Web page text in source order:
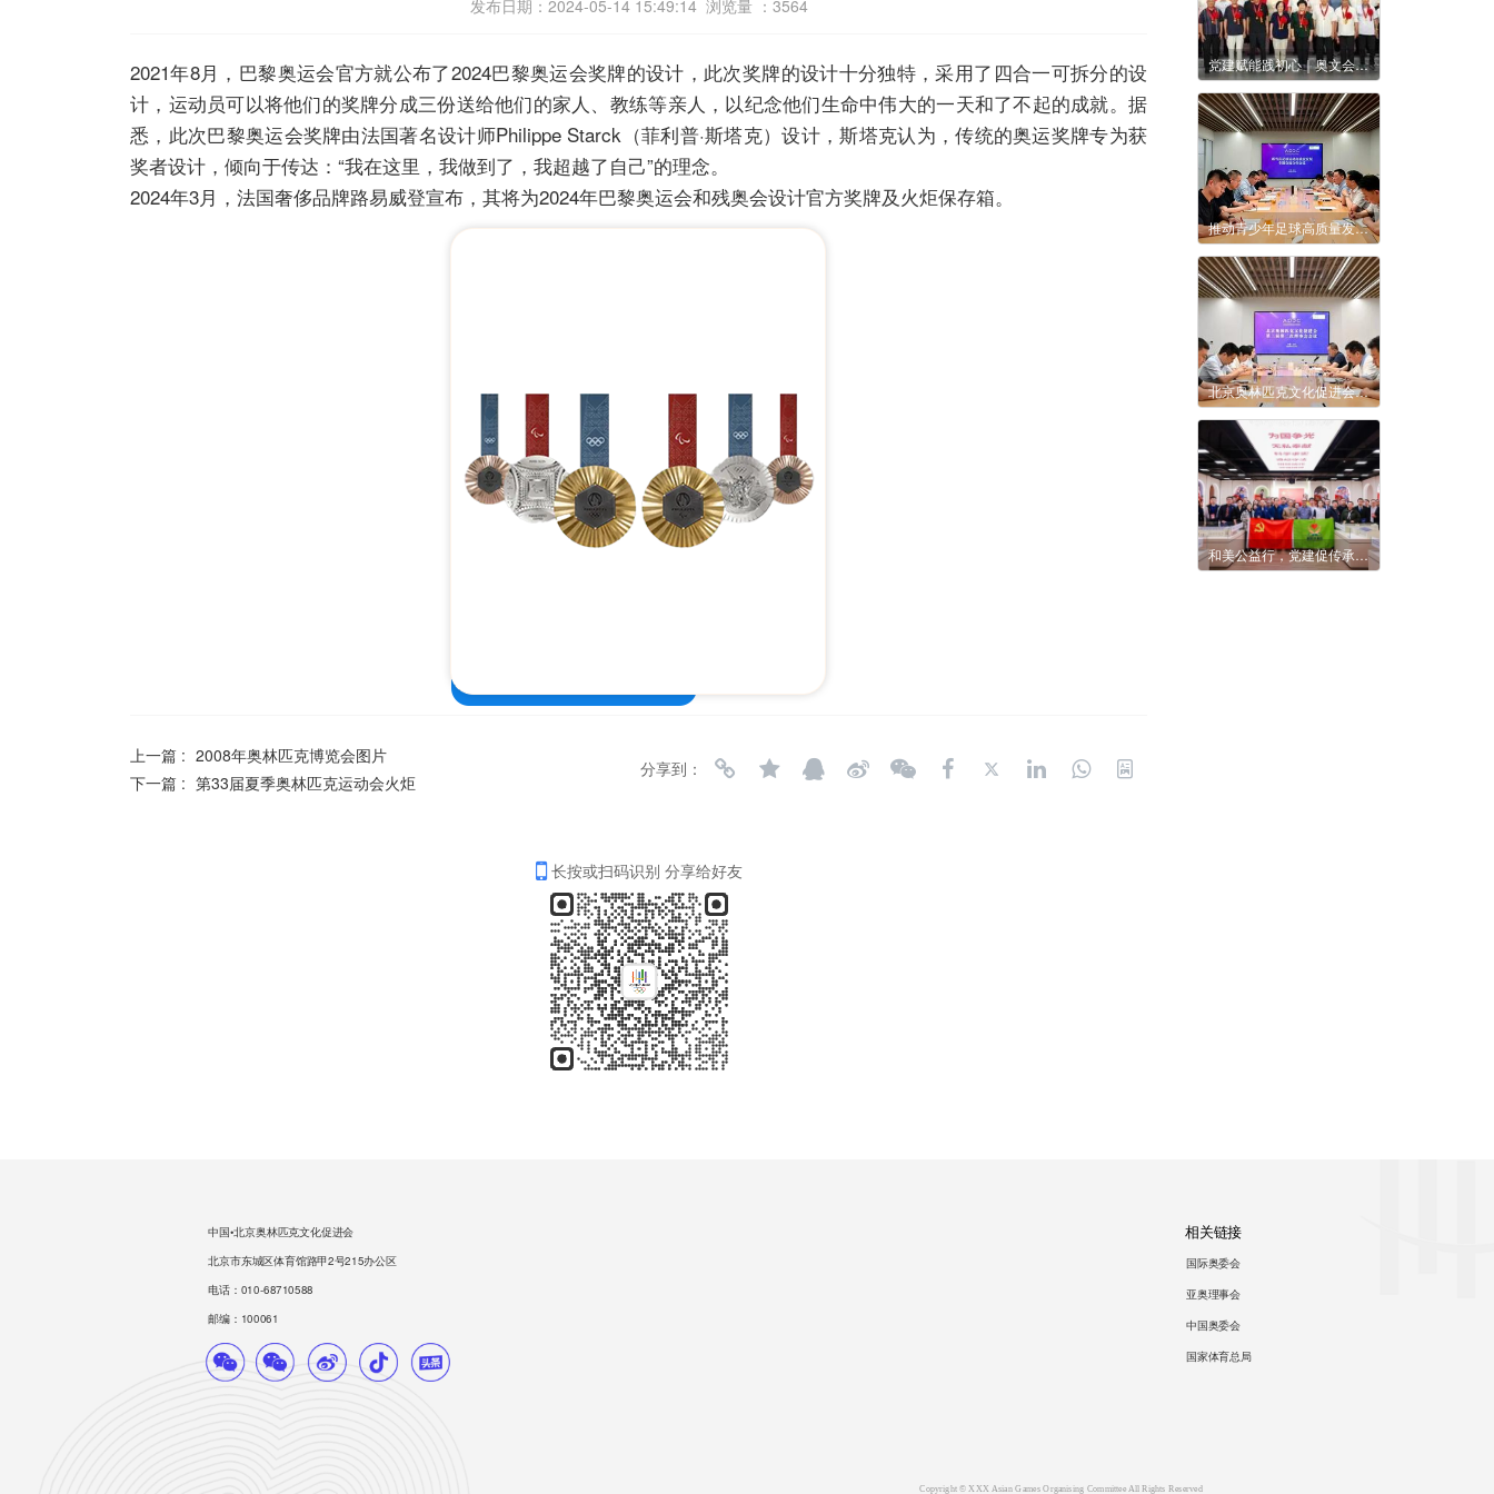
发布日期：2024-05-14 15:49:14 浏览量 ： 3564
2021年8月， 巴黎奥运会官方就公布了2024巴黎奥运会奖牌的设计，此次奖牌的设计十分独特，采用了四合一可拆分的设
计，运动员可以将他们的奖牌分成三份送给他们的家人、教练等亲人，以纪念他们生命中伟大的一天和了不起的成就。据
悉，此次巴黎奥运会奖牌由法国著名设计师Philippe Starck（菲利普·斯塔克）设计，斯塔克认为，传统的奥运奖牌专为获
奖者设计，倾向于传达：“我在这里，我做到了，我超越了自己”的理念。
2024年3月，法国奢侈品牌路易威登宣布，其将为2024年巴黎奥运会和残奥会设计官方奖牌及火炬保存箱。
上一篇 : 2008年奥林匹克博览会图片
下一篇 : 第33届夏季奥林匹克运动会火炬
分享到：
长按或扫码识别 分享给好友
党建赋能践初心｜奥文会获评“先进基层党组织”，签约共建助力文体惠民
推动青少年足球高质量发展，两当县战略合作签约仪式在京举行
北京奥林匹克文化促进会第三届理事会第二次会议顺利召开
中国•北京奥林匹克文化促进会
北京市东城区体育馆路甲2号215办公区
电话：010-68710588
邮编：100061
相关链接
国际奥委会
亚奥理事会
中国奥委会
国家体育总局
Copyright © XXX Asian Games Organising Committee All Rights Reserved